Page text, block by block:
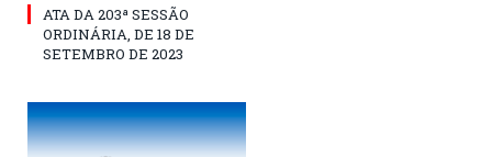
ATA DA 203ª SESSÃO
ORDINÁRIA, DE 18 DE
SETEMBRO DE 2023